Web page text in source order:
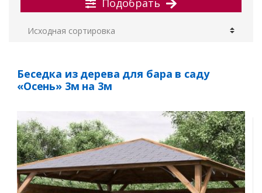
Подобрать
Беседка из дерева для бара в саду
«Осень» 3м на 3м